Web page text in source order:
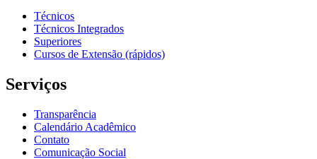
Técnicos
Técnicos Integrados
Superiores
Cursos de Extensão (rápidos)
Serviços
Transparência
Calendário Acadêmico
Contato
Comunicação Social